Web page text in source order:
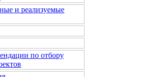
и реализуемые
по отбору